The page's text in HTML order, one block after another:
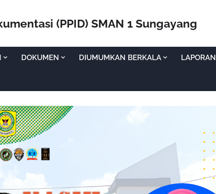
(PPID) SMAN 1 Sungayang
DOKUMEN DIUMUMKAN BERKALA LAPORAN